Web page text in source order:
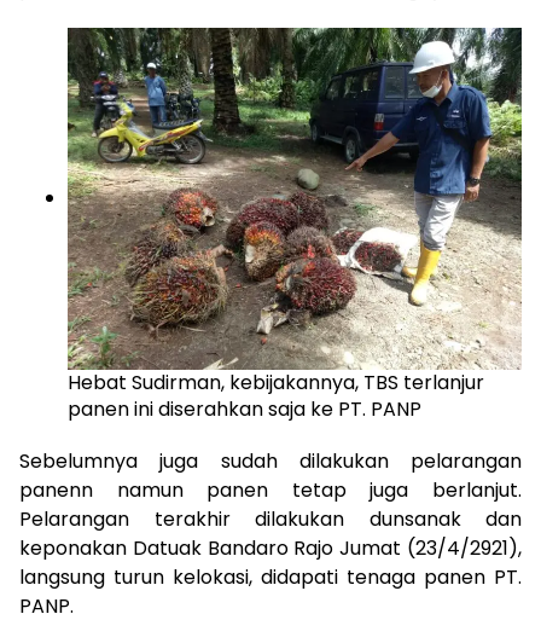
Hebat Sudirman, kebijakannya, TBS terlanjur
panen ini diserahkan saja ke PT. PANP
Sebelumnya juga sudah dilakukan pelarangan
panenn namun panen tetap juga berlanjut.
Pelarangan terakhir dilakukan dunsanak dan
keponakan Datuak Bandaro Rajo Jumat (23/4/2921),
langsung turun kelokasi, didapati tenaga panen PT.
PANP.